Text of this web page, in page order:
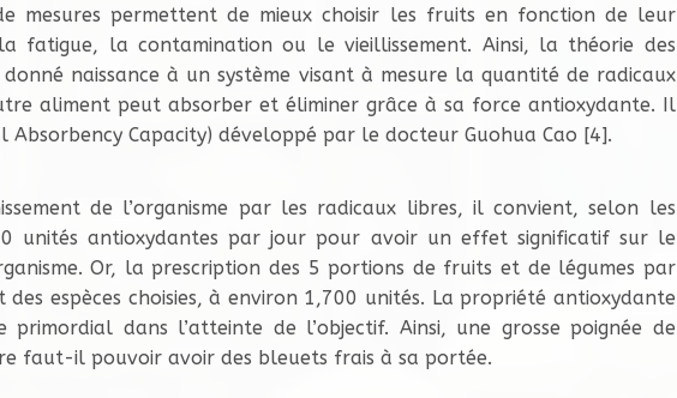
mesures permettent de mieux choisir les fruits en fonction de leur
fatigue, la contamination ou le vieillissement. Ainsi, la théorie des
naissance à un système visant à mesure la quantité de radicaux
aliment peut absorber et éliminer grâce à sa force antioxydante. Il
Absorbency Capacity) développé par le docteur Guohua Cao [4].
de l’organisme par les radicaux libres, il convient, selon les
unités antioxydantes par jour pour avoir un effet significatif sur le
Or, la prescription des 5 portions de fruits et de légumes par
espèces choisies, à environ 1,700 unités. La propriété antioxydante
dans l’atteinte de l’objectif. Ainsi, une grosse poignée de
faut-il pouvoir avoir des bleuets frais à sa portée.